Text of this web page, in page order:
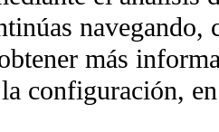
navegando,
más
la configuración,